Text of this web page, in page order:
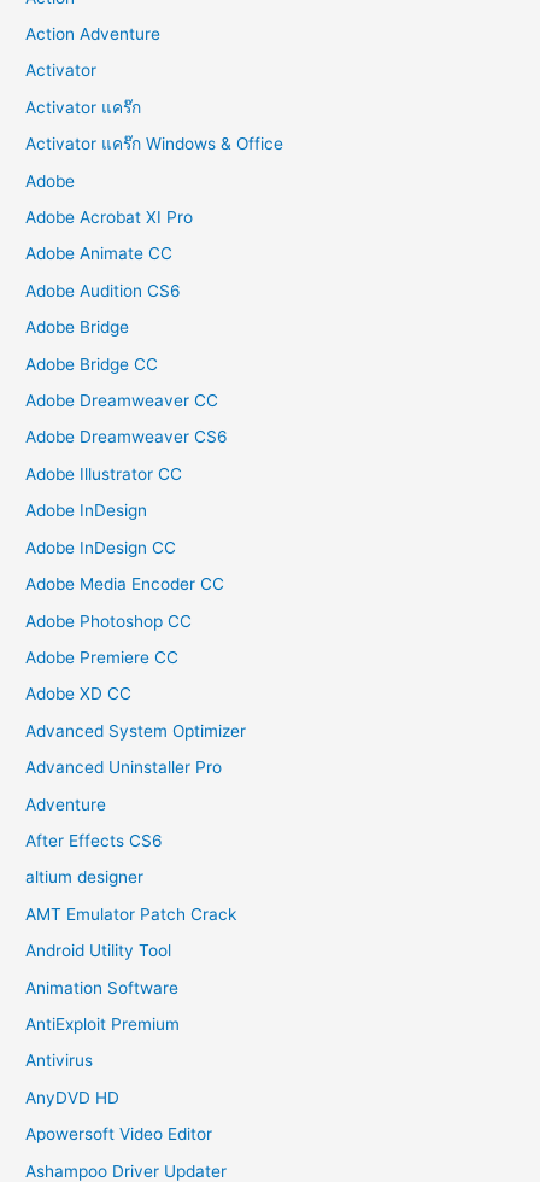
Action Adventure
Activator
Activator แคร๊ก
Activator แคร๊ก Windows & Office
Adobe
Adobe Acrobat XI Pro
Adobe Animate CC
Adobe Audition CS6
Adobe Bridge
Adobe Bridge CC
Adobe Dreamweaver CC
Adobe Dreamweaver CS6
Adobe Illustrator CC
Adobe InDesign
Adobe InDesign CC
Adobe Media Encoder CC
Adobe Photoshop CC
Adobe Premiere CC
Adobe XD CC
Advanced System Optimizer
Advanced Uninstaller Pro
Adventure
After Effects CS6
altium designer
AMT Emulator Patch Crack
Android Utility Tool
Animation Software
AntiExploit Premium
Antivirus
AnyDVD HD
Apowersoft Video Editor
Ashampoo Driver Updater